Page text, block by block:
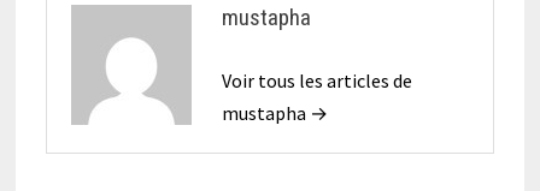
mustapha
Voir tous les articles de
mustapha →